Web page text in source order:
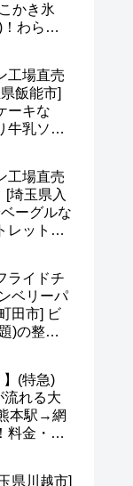
かき氷
わらび
も(^^)/
工場直売
飯能市]
ーキな
牛乳ソフ
車場・営
工場直売
[埼玉県入
ーグルな
レット品
時間・定
ライドチ
ベリーパ
田市] ビ
)の整理
ち時間な
】(特急)
流れる大
本駅→網
料金・予
デザイナ
県川越市]